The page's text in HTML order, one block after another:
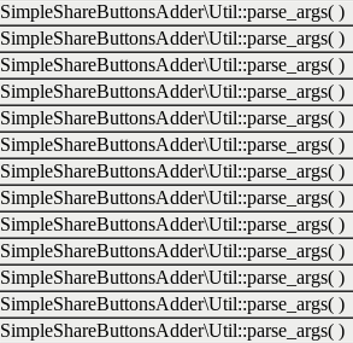
SimpleShareButtonsAdder\Util::parse_args( )
SimpleShareButtonsAdder\Util::parse_args( )
SimpleShareButtonsAdder\Util::parse_args( )
SimpleShareButtonsAdder\Util::parse_args( )
SimpleShareButtonsAdder\Util::parse_args( )
SimpleShareButtonsAdder\Util::parse_args( )
SimpleShareButtonsAdder\Util::parse_args( )
SimpleShareButtonsAdder\Util::parse_args( )
SimpleShareButtonsAdder\Util::parse_args( )
SimpleShareButtonsAdder\Util::parse_args( )
SimpleShareButtonsAdder\Util::parse_args( )
SimpleShareButtonsAdder\Util::parse_args( )
SimpleShareButtonsAdder\Util::parse_args( )